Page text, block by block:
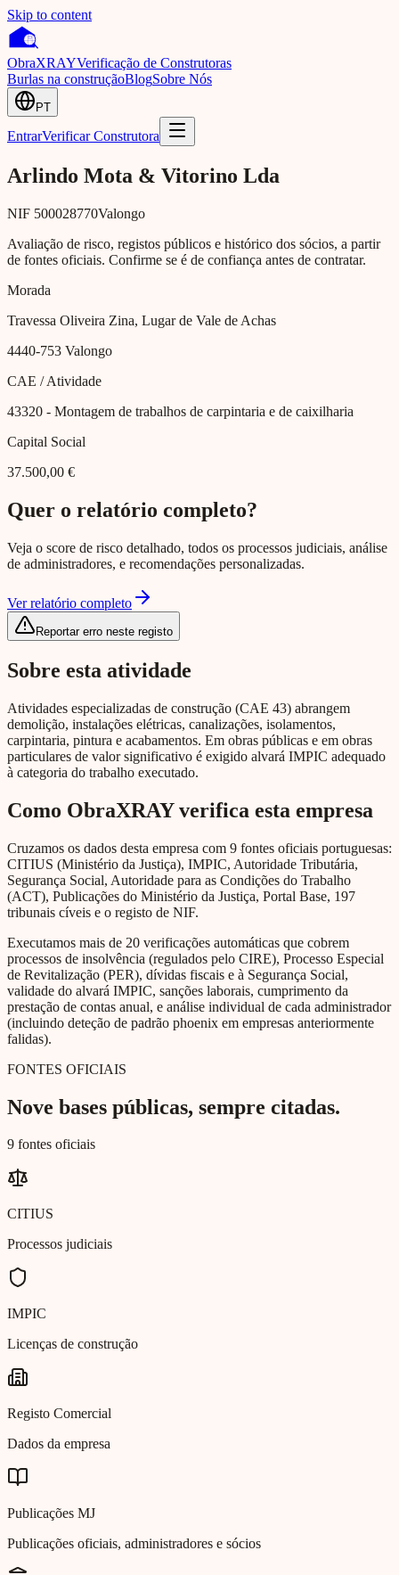
Skip to content
ObraXRAYVerificação de Construtoras
Burlas na construçãoBlogSobre Nós
PT
EntrarVerificar Construtora
Arlindo Mota & Vitorino Lda
NIF 500028770Valongo
Avaliação de risco, registos públicos e histórico dos sócios, a partir
de fontes oficiais. Confirme se é de confiança antes de contratar.
Morada
Travessa Oliveira Zina, Lugar de Vale de Achas
4440-753 Valongo
CAE / Atividade
43320 - Montagem de trabalhos de carpintaria e de caixilharia
Capital Social
37.500,00 €
Quer o relatório completo?
Veja o score de risco detalhado, todos os processos judiciais, análise
de administradores, e recomendações personalizadas.
Ver relatório completo
Reportar erro neste registo
Sobre esta atividade
Atividades especializadas de construção (CAE 43) abrangem
demolição, instalações elétricas, canalizações, isolamentos,
carpintaria, pintura e acabamentos. Em obras públicas e em obras
particulares de valor significativo é exigido alvará IMPIC adequado
à categoria do trabalho executado.
Como ObraXRAY verifica esta empresa
Cruzamos os dados desta empresa com 9 fontes oficiais portuguesas:
CITIUS (Ministério da Justiça), IMPIC, Autoridade Tributária,
Segurança Social, Autoridade para as Condições do Trabalho
(ACT), Publicações do Ministério da Justiça, Portal Base, 197
tribunais cíveis e o registo de NIF.
Executamos mais de 20 verificações automáticas que cobrem
processos de insolvência (regulados pelo CIRE), Processo Especial
de Revitalização (PER), dívidas fiscais e à Segurança Social,
validade do alvará IMPIC, sanções laborais, cumprimento da
prestação de contas anual, e análise individual de cada administrador
(incluindo deteção de padrão phoenix em empresas anteriormente
falidas).
FONTES OFICIAIS
Nove bases públicas, sempre citadas.
9 fontes oficiais
CITIUS
Processos judiciais
IMPIC
Licenças de construção
Registo Comercial
Dados da empresa
Publicações MJ
Publicações oficiais, administradores e sócios